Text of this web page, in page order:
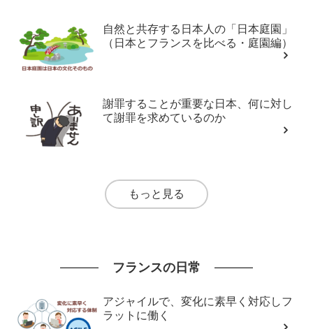
自然と共存する日本人の「日本庭園」
（日本とフランスを比べる・庭園編）
謝罪することが重要な日本、何に対し
て謝罪を求めているのか
もっと見る
フランスの日常
アジャイルで、変化に素早く対応しフ
ラットに働く